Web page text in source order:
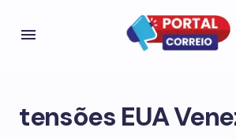
tensões EUA